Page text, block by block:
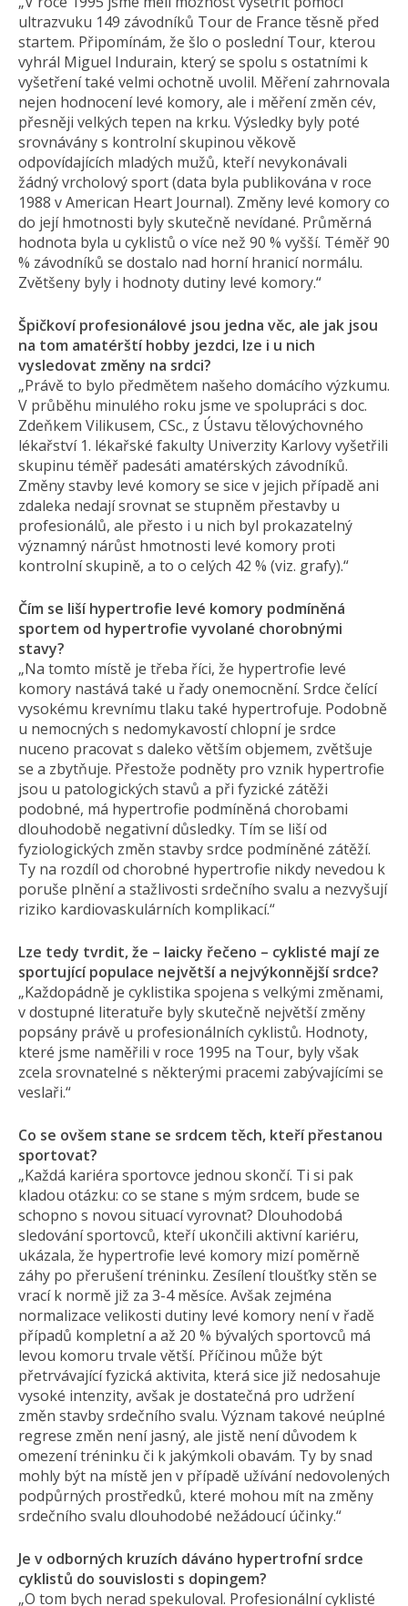
ultrazvuku 149 závodníků Tour de France těsně před
startem. Připomínám, že šlo o poslední Tour, kterou
vyhrál Miguel Indurain, který se spolu s ostatními k
vyšetření také velmi ochotně uvolil. Měření zahrnovala
nejen hodnocení levé komory, ale i měření změn cév,
přesněji velkých tepen na krku. Výsledky byly poté
srovnávány s kontrolní skupinou věkově
odpovídajících mladých mužů, kteří nevykonávali
žádný vrcholový sport (data byla publikována v roce
1988 v American Heart Journal). Změny levé komory co
do její hmotnosti byly skutečně nevídané. Průměrná
hodnota byla u cyklistů o více než 90 % vyšší. Téměř 90
% závodníků se dostalo nad horní hranicí normálu.
Zvětšeny byly i hodnoty dutiny levé komory.“
Špičkoví profesionálové jsou jedna věc, ale jak jsou
na tom amatérští hobby jezdci, lze i u nich
vysledovat změny na srdci?
„Právě to bylo předmětem našeho domácího výzkumu.
V průběhu minulého roku jsme ve spolupráci s doc.
Zdeňkem Vilikusem, CSc., z Ústavu tělovýchovného
lékařství 1. lékařské fakulty Univerzity Karlovy vyšetřili
skupinu téměř padesáti amatérských závodníků.
Změny stavby levé komory se sice v jejich případě ani
zdaleka nedají srovnat se stupněm přestavby u
profesionálů, ale přesto i u nich byl prokazatelný
významný nárůst hmotnosti levé komory proti
kontrolní skupině, a to o celých 42 % (viz. grafy).“
Čím se liší hypertrofie levé komory podmíněná
sportem od hypertrofie vyvolané chorobnými
stavy?
„Na tomto místě je třeba říci, že hypertrofie levé
komory nastává také u řady onemocnění. Srdce čelící
vysokému krevnímu tlaku také hypertrofuje. Podobně
u nemocných s nedomykavostí chlopní je srdce
nuceno pracovat s daleko větším objemem, zvětšuje
se a zbytňuje. Přestože podněty pro vznik hypertrofie
jsou u patologických stavů a při fyzické zátěži
podobné, má hypertrofie podmíněná chorobami
dlouhodobě negativní důsledky. Tím se liší od
fyziologických změn stavby srdce podmíněné zátěží.
Ty na rozdíl od chorobné hypertrofie nikdy nevedou k
poruše plnění a stažlivosti srdečního svalu a nezvyšují
riziko kardiovaskulárních komplikací.“
Lze tedy tvrdit, že – laicky řečeno – cyklisté mají ze
sportující populace největší a nejvýkonnější srdce?
„Každopádně je cyklistika spojena s velkými změnami,
v dostupné literatuře byly skutečně největší změny
popsány právě u profesionálních cyklistů. Hodnoty,
které jsme naměřili v roce 1995 na Tour, byly však
zcela srovnatelné s některými pracemi zabývajícími se
veslaři.“
Co se ovšem stane se srdcem těch, kteří přestanou
sportovat?
„Každá kariéra sportovce jednou skončí. Ti si pak
kladou otázku: co se stane s mým srdcem, bude se
schopno s novou situací vyrovnat? Dlouhodobá
sledování sportovců, kteří ukončili aktivní kariéru,
ukázala, že hypertrofie levé komory mizí poměrně
záhy po přerušení tréninku. Zesílení tloušťky stěn se
vrací k normě již za 3-4 měsíce. Avšak zejména
normalizace velikosti dutiny levé komory není v řadě
případů kompletní a až 20 % bývalých sportovců má
levou komoru trvale větší. Příčinou může být
přetrvávající fyzická aktivita, která sice již nedosahuje
vysoké intenzity, avšak je dostatečná pro udržení
změn stavby srdečního svalu. Význam takové neúplné
regrese změn není jasný, ale jistě není důvodem k
omezení tréninku či k jakýmkoli obavám. Ty by snad
mohly být na místě jen v případě užívání nedovolených
podpůrných prostředků, které mohou mít na změny
srdečního svalu dlouhodobé nežádoucí účinky.“
Je v odborných kruzích dáváno hypertrofní srdce
cyklistů do souvislosti s dopingem?
„O tom bych nerad spekuloval. Profesionální cyklisté